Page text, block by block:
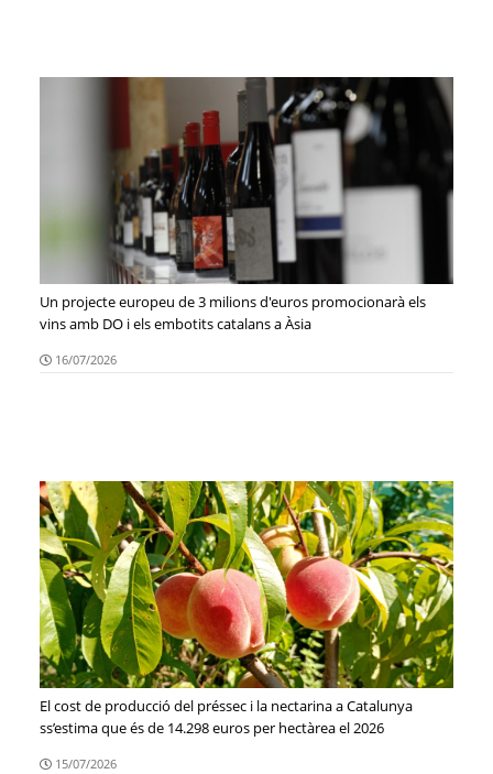
Un projecte europeu de 3 milions d'euros promocionarà els
vins amb DO i els embotits catalans a Àsia
16/07/2026
El cost de producció del préssec i la nectarina a Catalunya
ss’estima que és de 14.298 euros per hectàrea el 2026
15/07/2026